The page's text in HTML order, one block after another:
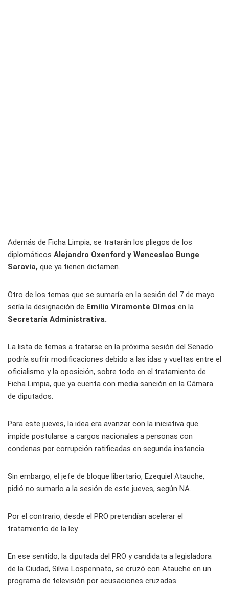
Además de Ficha Limpia, se tratarán los pliegos de los
diplomáticos Alejandro Oxenford y Wenceslao Bunge
Saravia, que ya tienen dictamen.
Otro de los temas que se sumaría en la sesión del 7 de mayo
sería la designación de Emilio Viramonte Olmos en la
Secretaría Administrativa.
La lista de temas a tratarse en la próxima sesión del Senado
podría sufrir modificaciones debido a las idas y vueltas entre el
oficialismo y la oposición, sobre todo en el tratamiento de
Ficha Limpia, que ya cuenta con media sanción en la Cámara
de diputados.
Para este jueves, la idea era avanzar con la iniciativa que
impide postularse a cargos nacionales a personas con
condenas por corrupción ratificadas en segunda instancia.
Sin embargo, el jefe de bloque libertario, Ezequiel Atauche,
pidió no sumarlo a la sesión de este jueves, según NA.
Por el contrario, desde el PRO pretendían acelerar el
tratamiento de la ley.
En ese sentido, la diputada del PRO y candidata a legisladora
de la Ciudad, Silvia Lospennato, se cruzó con Atauche en un
programa de televisión por acusaciones cruzadas.